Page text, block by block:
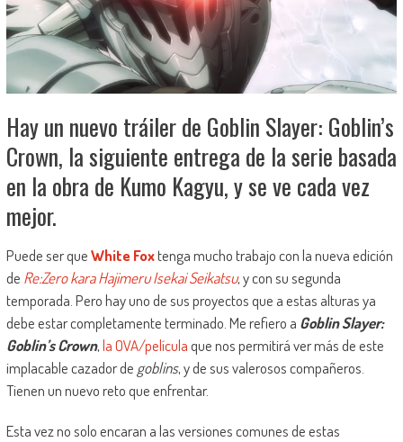
Hay un nuevo tráiler de Goblin Slayer: Goblin’s
Crown, la siguiente entrega de la serie basada
en la obra de Kumo Kagyu, y se ve cada vez
mejor.
Puede ser queWhite Foxtenga mucho trabajo con la nueva edición
de Re:Zero kara Hajimeru Isekai Seikatsu, y con su segunda
temporada. Pero hay uno de sus proyectos que a estas alturas ya
debe estar completamente terminado. Me refiero a Goblin Slayer:
Goblin’s Crown,la OVA/películaque nos permitirá ver más de este
implacable cazador de goblins, y de sus valerosos compañeros.
Tienen un nuevo reto que enfrentar.
Esta vez no solo encaran a las versiones comunes de estas